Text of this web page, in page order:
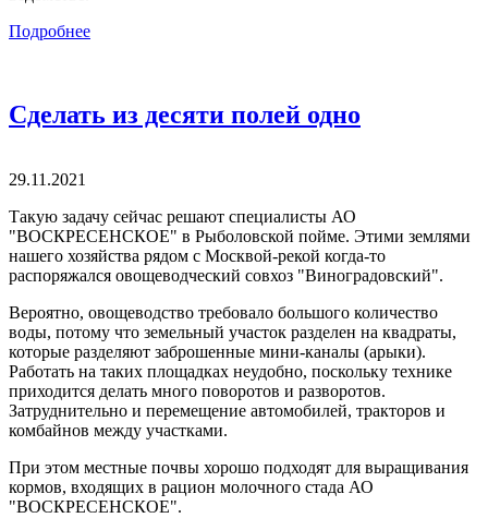
Подробнее
Сделать из десяти полей одно
29.11.2021
Такую задачу сейчас решают специалисты АО
"ВОСКРЕСЕНСКОЕ" в Рыболовской пойме. Этими землями
нашего хозяйства рядом с Москвой-рекой когда-то
распоряжался овощеводческий совхоз "Виноградовский".
Вероятно, овощеводство требовало большого количество
воды, потому что земельный участок разделен на квадраты,
которые разделяют заброшенные мини-каналы (арыки).
Работать на таких площадках неудобно, поскольку технике
приходится делать много поворотов и разворотов.
Затруднительно и перемещение автомобилей, тракторов и
комбайнов между участками.
При этом местные почвы хорошо подходят для выращивания
кормов, входящих в рацион молочного стада АО
"ВОСКРЕСЕНСКОЕ".